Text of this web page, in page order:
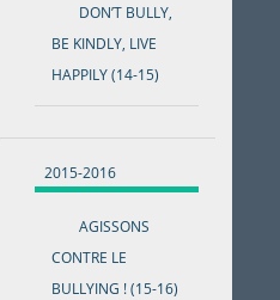
DON’T BULLY,
BE KINDLY, LIVE
HAPPILY (14-15)
2015-2016
AGISSONS
CONTRE LE
BULLYING ! (15-16)